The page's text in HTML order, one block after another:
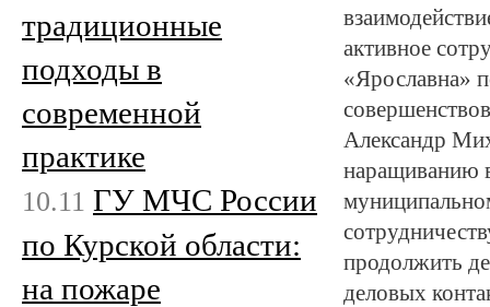
активное
«Ярославна»
Александр
наращиванию
продолжить
деловых
традиционные
подходы в
современной
практике
10.11 ГУ МЧС России
по Курской области:
на пожаре